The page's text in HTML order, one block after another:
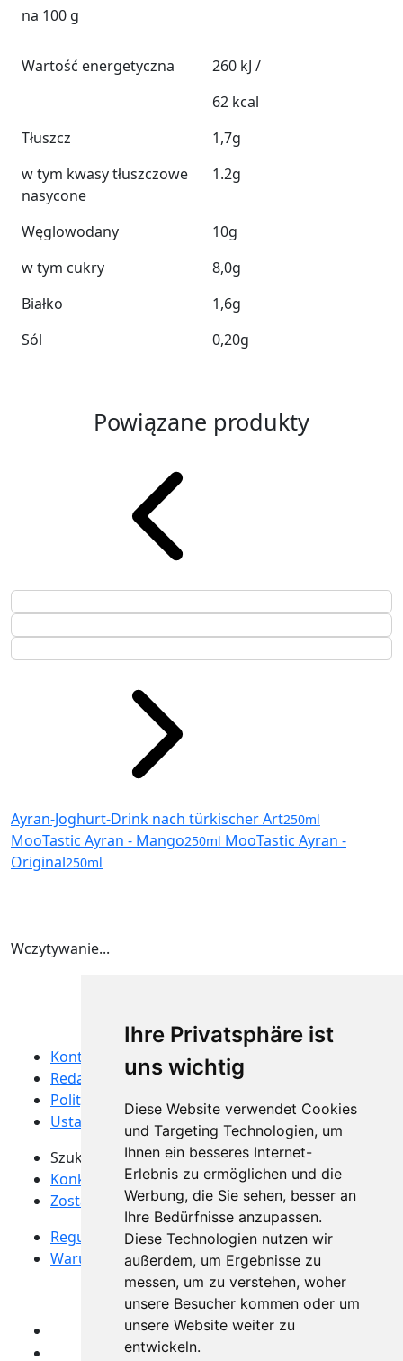
Ihre Privatsphäre ist
uns wichtig
Diese Website verwendet Cookies
und Targeting Technologien, um
Ihnen ein besseres Internet-
Erlebnis zu ermöglichen und die
Werbung, die Sie sehen, besser an
Ihre Bedürfnisse anzupassen.
Diese Technologien nutzen wir
außerdem, um Ergebnisse zu
messen, um zu verstehen, woher
unsere Besucher kommen oder um
unsere Website weiter zu
entwickeln.
na 100 g
Wartość energetyczna
Tłuszcz
w tym kwasy tłuszczowe
nasycone
260 kJ /
62 kcal
1,7g
1.2g
Węglowodany
w tym cukry
Białko
Sól
10g
8,0g
1,6g
0,20g
Powiązane produkty
Ayran-Joghurt-Drink nach türkischer Art250ml
MooTastic Ayran - Mango250ml MooTastic Ayran -
Original250ml
Wczytywanie...
Kontakt
Redakcja
Polityka prywatności
Ustawienia prywatności
Szukaj produktu
Konkursy z nagrodami
Zostań testerem produktu
Regulamin dla testerów produktów
Warunki konkursów
Obserwuj nas